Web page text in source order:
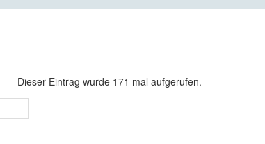
Dieser Eintrag wurde 171 mal aufgerufen.